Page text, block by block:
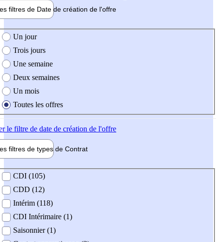
filtres de Date de création de l'offre
création de l'offre
Un jour
Trois jours
Une semaine
Deux semaines
Un mois
Toutes les offres
le filtre de date de création de l'offre
filtres de types de Contrat
contrat
CDI (105)
CDD (12)
Intérim (118)
CDI Intérimaire (1)
Saisonnier (1)